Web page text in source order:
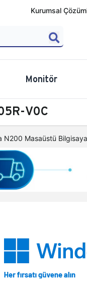
Kurumsal
Monitör
V0C
N200 Masaüstü